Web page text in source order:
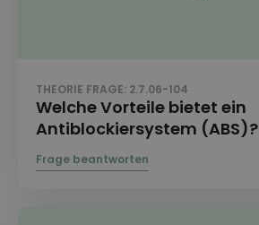
THEORIE FRAGE: 2.7.06-104
Welche Vorteile bietet ein
Antiblockiersystem (ABS)?